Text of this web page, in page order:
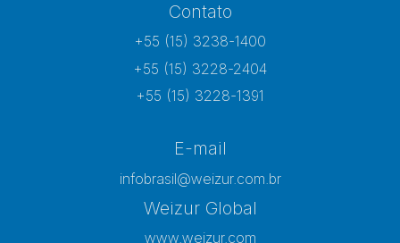
Contato
+55 (15) 3238-1400
+55 (15) 3228-2404
+55 (15) 3228-1391
E-mail
infobrasil@weizur.com.br
Weizur Global
www.weizur.com